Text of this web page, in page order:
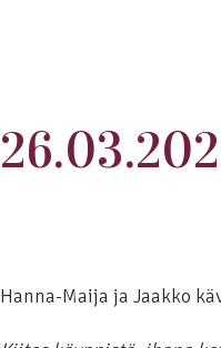
Hanna-Maija ja Jaakko